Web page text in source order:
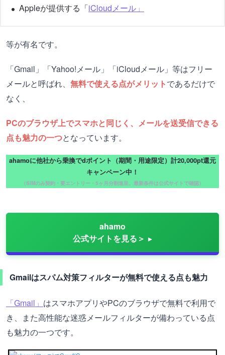
Appleが提供する「iCloudメール」
等が有名です。
「Gmail」「Yahoo!メール」「iCloudメール」等はフリー
メールと呼ばれ、 無料で使える点がメリットであるだけで
なく、
PCのブラウザ上でスマホと同じく、メールを送受信できる
点も魅力の一つとなっています。
ahamoに他社から乗換でdポイント（期間・用途限定）計20,000pt還元
キャンペーン中！
（SIMのみ契約・要エントリー・5ヶ月分割進呈。最新条件は公式サイトで確認）
ahamo
公式サイトを見る＞
Gmailはスパム対策フィルターが無料で使える点も魅力
「Gmail」 はスマホアプリやPCのブラウザで無料で利用で
き、また高性能な迷惑メールフィルターが備わっている点
も魅力の一つです。